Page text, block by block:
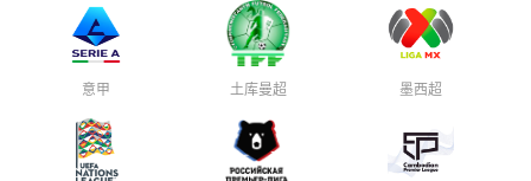
意甲 土库曼超 墨西超